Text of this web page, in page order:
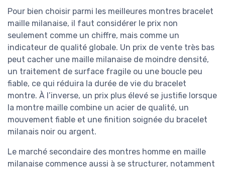
Pour bien choisir parmi les meilleures montres bracelet
maille milanaise, il faut considérer le prix non
seulement comme un chiffre, mais comme un
indicateur de qualité globale. Un prix de vente très bas
peut cacher une maille milanaise de moindre densité,
un traitement de surface fragile ou une boucle peu
fiable, ce qui réduira la durée de vie du bracelet
montre. À l’inverse, un prix plus élevé se justifie lorsque
la montre maille combine un acier de qualité, un
mouvement fiable et une finition soignée du bracelet
milanais noir ou argent.
Le marché secondaire des montres homme en maille
milanaise commence aussi à se structurer, notamment